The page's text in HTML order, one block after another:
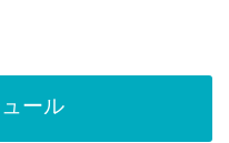
ール